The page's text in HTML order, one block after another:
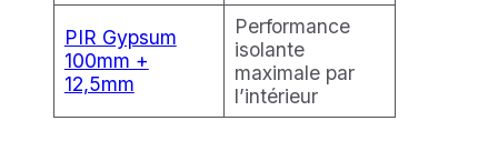
PIR Gypsum
100mm +
12,5mm
Performance
isolante
maximale par
l’intérieur